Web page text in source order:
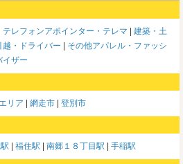
テレフォンアポインター・テレマ
建築・土
越・ドライバー
その他アパレル・ファッシ
イザー
リア 網走市 登別市
福住駅 南郷１８丁目駅 手稲駅